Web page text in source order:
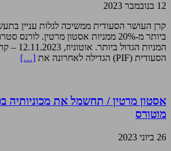
12 בנובמבר 2023
קרן העושר הסעודית ממשיכה לגלות עניין
ביותר מ-20% ממניות אסטון מרטין.
המניות
הסעודית (PIF) הגדילה לאחרונה את
[…]
אסטון מרטין / תחשמל את מכוניותיה
מוטורס
26 ביוני 2023